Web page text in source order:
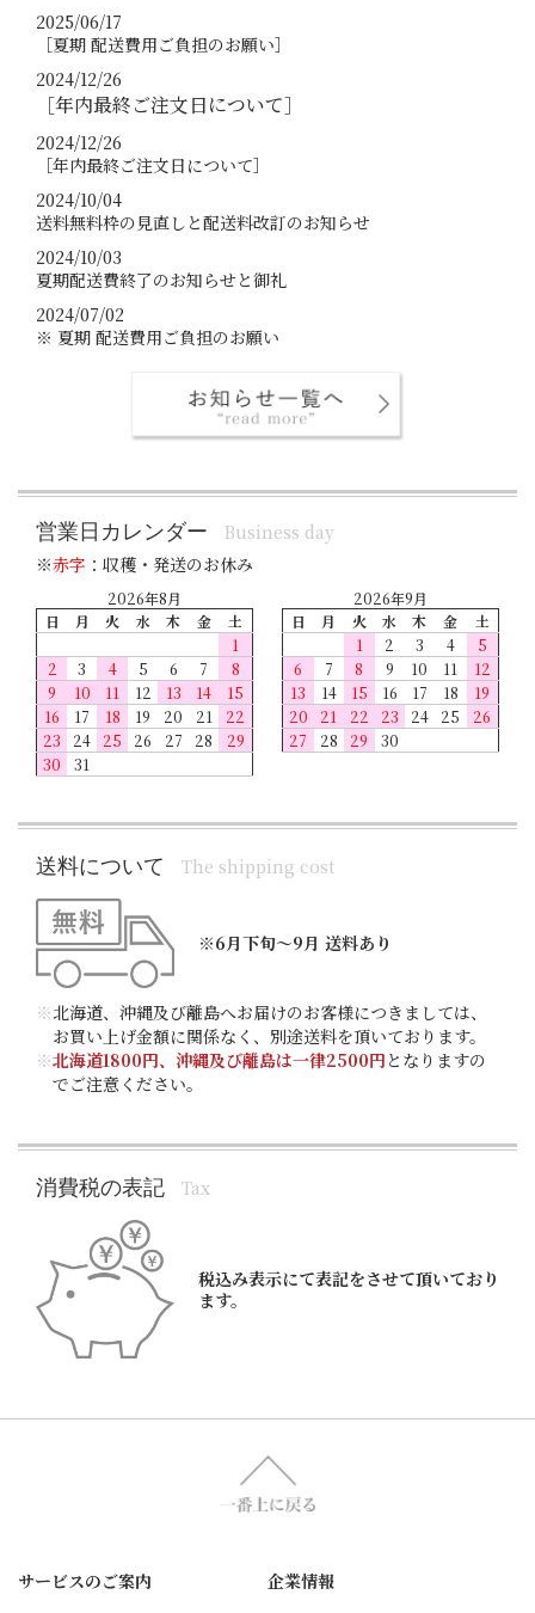
2025/06/17
［夏期 配送費用ご負担のお願い］
2024/12/26
［年内最終ご注文日について］
2024/12/26
［年内最終ご注文日について］
2024/10/04
送料無料枠の見直しと配送料改訂のお知らせ
2024/10/03
夏期配送費終了のお知らせと御礼
2024/07/02
※ 夏期 配送費用ご負担のお願い
営業日カレンダー
Business day
※赤字 ：収穫・発送のお休み
2026年8月
日
月 火 水 木 金
土
1
2
3 4 5 6 7
8
9
10 11 12 13 14
15
16
17 18 19 20 21
22
23
24 25 26 27 28
29
30
31
2026年9月
日
月 火 水 木 金
土
1
2 3 4
5
6
7 8 9 10 11
12
13
14 15 16 17 18
19
20
21 22 23 24 25
26
27
28 29 30
送料について The shipping cost
※6月下旬～9月 送料あり
※北海道、沖縄及び離島へお届けのお客様につきましては、
お買い上げ金額に関係なく、別途送料を頂いております。
※北海道1800円、沖縄及び離島は一律2500円 となりますの
でご注意ください。
消費税の表記 Tax
税込み表示にて表記をさせて頂いており
ます。
サービスのご案内 企業情報